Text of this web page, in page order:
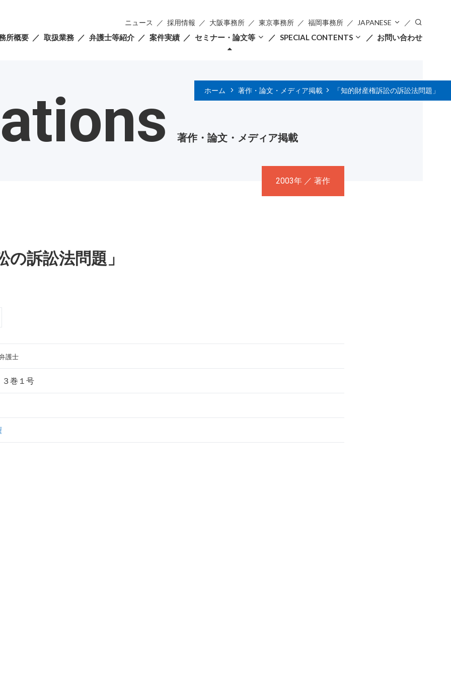
所概要 取扱業務 弁護士等紹介 案件実績 セミナー・論文等 SPECIAL CONTENTS お問い合わせ
ニュース 採用情報 大阪事務所 東京事務所 福岡事務所 JAPANESE
ホーム 著作・論文・メディア掲載 「知的財産権訴訟の訴訟法問題」
著作・論文・メディア掲載
2003年 ／ 著作
訟の訴訟法問題」
護士
巻１号